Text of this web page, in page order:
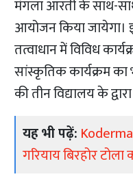
मंगला आरती के साथ-
आयोजन किया जायेगा।
तत्वाधान में विविध
सांस्कृतिक कार्यक्रम
की तीन विद्यालय के
यह भी पढ़ें:
गरियाय बिरहोर